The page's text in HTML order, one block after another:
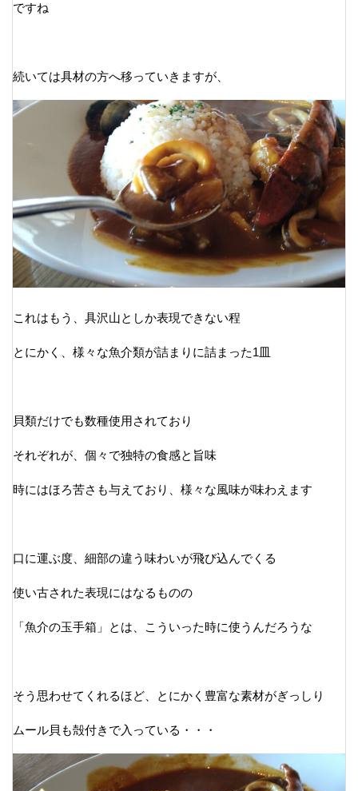
ですね
続いては具材の方へ移っていきますが、
これはもう、具沢山としか表現できない程
とにかく、様々な魚介類が詰まりに詰まった1皿
貝類だけでも数種使用されており
それぞれが、個々で独特の食感と旨味
時にはほろ苦さも与えており、様々な風味が味わえます
口に運ぶ度、細部の違う味わいが飛び込んでくる
使い古された表現にはなるものの
「魚介の玉手箱」とは、こういった時に使うんだろうな
そう思わせてくれるほど、とにかく豊富な素材がぎっしり
ムール貝も殻付きで入っている・・・